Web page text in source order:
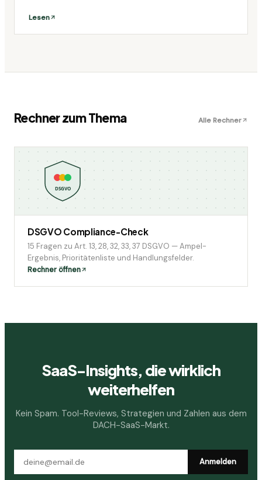
unter DSGVO und TDDDG, mit konkreten Beispielen aus dem
Lesen
Rechner zum Thema Alle Rechner
DSGVO
DSGVO Compliance-Check
15 Fragen zu Art. 13, 28, 32, 33, 37 DSGVO — Ampel-
Ergebnis, Prioritätenliste und Handlungsfelder.
Rechner öffnen
SaaS-Insights, die wirklich
weiterhelfen
Kein Spam. Tool-Reviews, Strategien und Zahlen aus dem
DACH-SaaS-Markt.
Anmelden